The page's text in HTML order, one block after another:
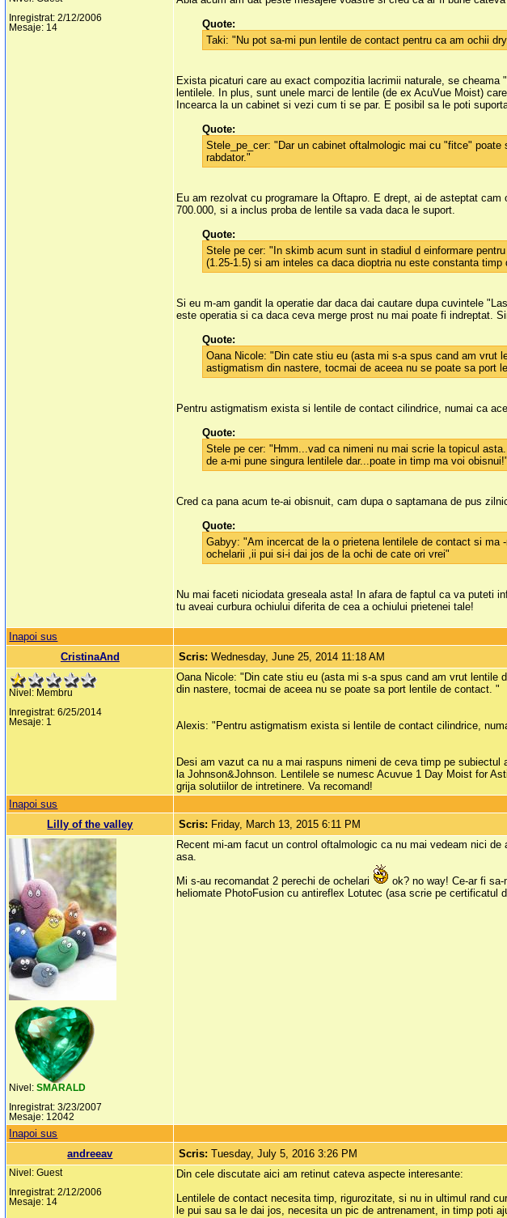
Inregistrat: 2/12/2006
Mesaje: 14
Quote:
Taki: "Nu pot sa-mi pun lentile de contact pentru ca am ochii
Exista picaturi care au exact compozitia lacrimii naturale, se
lentilele. In plus, sunt unele marci de lentile (de ex AcuVue Moist)
Incearca la un cabinet si vezi cum ti se par. E posibil sa le poti
Quote:
Stele_pe_cer: "Dar un cabinet oftalmologic mai cu "fitce"
rabdator."
Eu am rezolvat cu programare la Oftapro. E drept, ai de asteptat
700.000, si a inclus proba de lentile sa vada daca le suport.
Quote:
Stele pe cer: "In skimb acum sunt in stadiul d einformare
(1.25-1.5) si am inteles ca daca dioptria nu este constanta
Si eu m-am gandit la operatie dar daca dai cautare dupa cuvintele
este operatia si ca daca ceva merge prost nu mai poate fi indreptat.
Quote:
Oana Nicole: "Din cate stiu eu (asta mi s-a spus cand am vrut
astigmatism din nastere, tocmai de aceea nu se poate sa port
Pentru astigmatism exista si lentile de contact cilindrice, numai ca
Quote:
Stele pe cer: "Hmm...vad ca nimeni nu mai scrie la topicul
de a-mi pune singura lentilele dar...poate in timp ma voi obisnui!"
Cred ca pana acum te-ai obisnuit, cam dupa o saptamana de pus
Quote:
Gabyy: "Am incercat de la o prietena lentilele de contact si
ochelarii ,ii pui si-i dai jos de la ochi de cate ori vrei"
Nu mai faceti niciodata greseala asta! In afara de faptul ca va puteti
tu aveai curbura ochiului diferita de cea a ochiului prietenei tale!
Inapoi sus
CristinaAnd
Scris:Wednesday, June 25, 2014 11:18 AM
Nivel: Membru
Inregistrat: 6/25/2014
Mesaje: 1
Oana Nicole: "Din cate stiu eu (asta mi s-a spus cand am vrut lentile
din nastere, tocmai de aceea nu se poate sa port lentile de contact. "
Alexis: "Pentru astigmatism exista si lentile de contact cilindrice,
Desi am vazut ca nu a mai raspuns nimeni de ceva timp pe
la Johnson&Johnson. Lentilele se numesc Acuvue 1 Day Moist for
grija solutiilor de intretinere. Va recomand!
Inapoi sus
Lilly of the valley
Scris: Friday, March 13, 2015 6:11 PM
Nivel:SMARALD
Inregistrat: 3/23/2007
Mesaje: 12042
Recent mi-am facut un control oftalmologic ca nu mai vedeam nici
asa.
Mi s-au recomandat 2 perechi de ochelari
ok? no way! Ce-ar fi
heliomate PhotoFusion cu antireflex Lotutec (asa scrie pe certificatul
Inapoi sus
andreeav
Scris:Tuesday, July 5, 2016 3:26 PM
Nivel: Guest
Inregistrat: 2/12/2006
Mesaje: 14
Din cele discutate aici am retinut cateva aspecte interesante:
Lentilele de contact necesita timp, rigurozitate, si nu in ultimul rand
le pui sau sa le dai jos, necesita un pic de antrenament, in timp poti